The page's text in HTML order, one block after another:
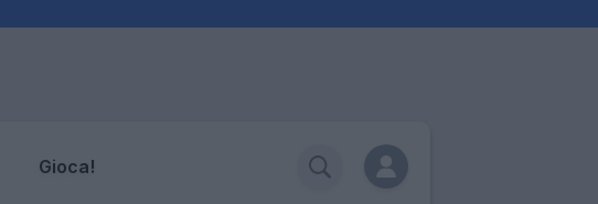
Gioca!